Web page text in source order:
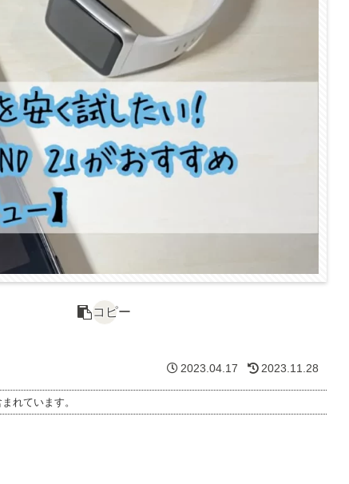
コピー
2023.04.17 2023.11.28
れています。